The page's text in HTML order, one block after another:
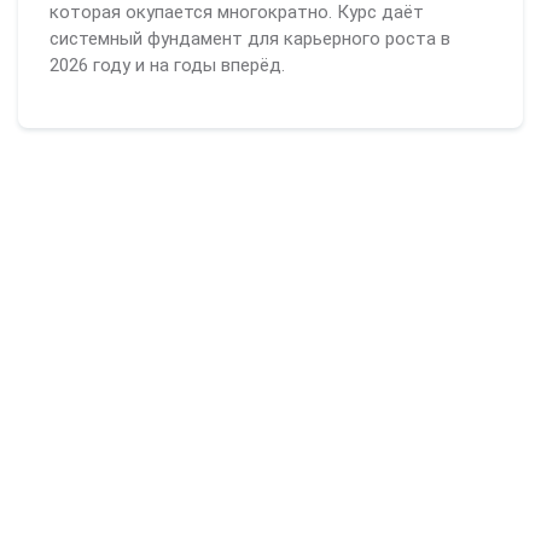
которая окупается многократно. Курс даёт
системный фундамент для карьерного роста в
2026 году и на годы вперёд.